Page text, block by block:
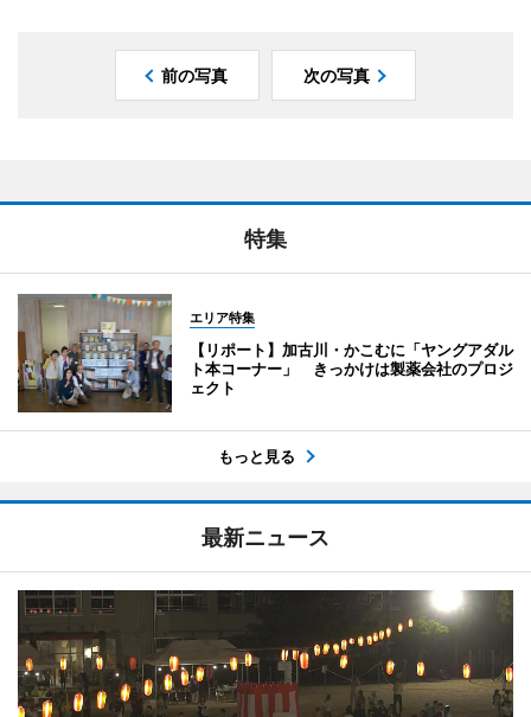
前の写真 次の写真
特集
エリア特集
【リポート】加古川・かこむに「ヤングアダル
ト本コーナー」 きっかけは製薬会社のプロジ
ェクト
もっと見る
最新ニュース